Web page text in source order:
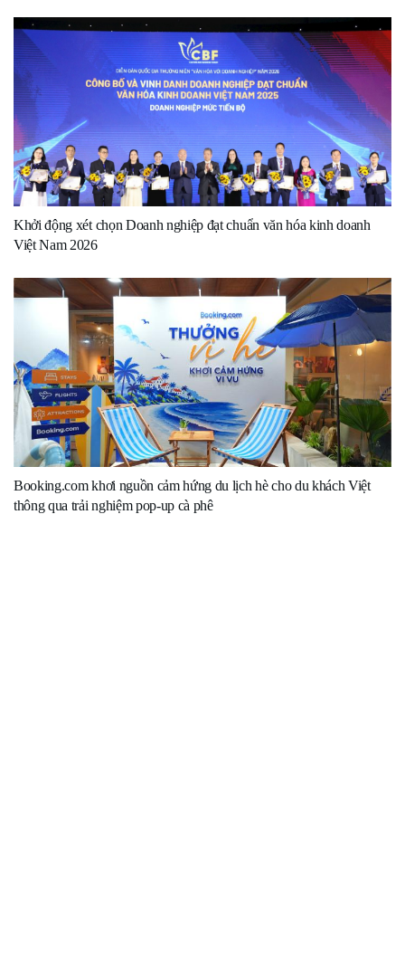
Khởi động xét chọn Doanh nghiệp đạt chuẩn văn hóa kinh doanh
Việt Nam 2026
Booking.com khơi nguồn cảm hứng du lịch hè cho du khách Việt
thông qua trải nghiệm pop-up cà phê